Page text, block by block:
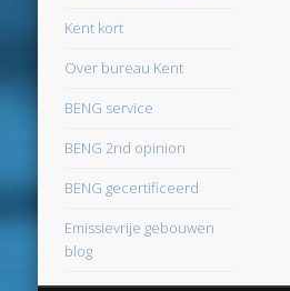
december 2020
november 2020
oktober 2020
september 2020
augustus 2020
juli 2020
juni 2020
Kent kort
Over bureau Kent
BENG service
BENG 2nd opinion
BENG gecertificeerd
Emissievrije gebouwen
blog